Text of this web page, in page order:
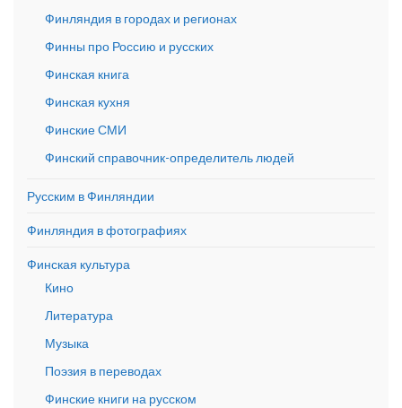
Финляндия в городах и регионах
Финны про Россию и русских
Финская книга
Финская кухня
Финские СМИ
Финский справочник-определитель людей
Русским в Финляндии
Финляндия в фотографиях
Финская культура
Кино
Литература
Музыка
Поэзия в переводах
Финские книги на русском